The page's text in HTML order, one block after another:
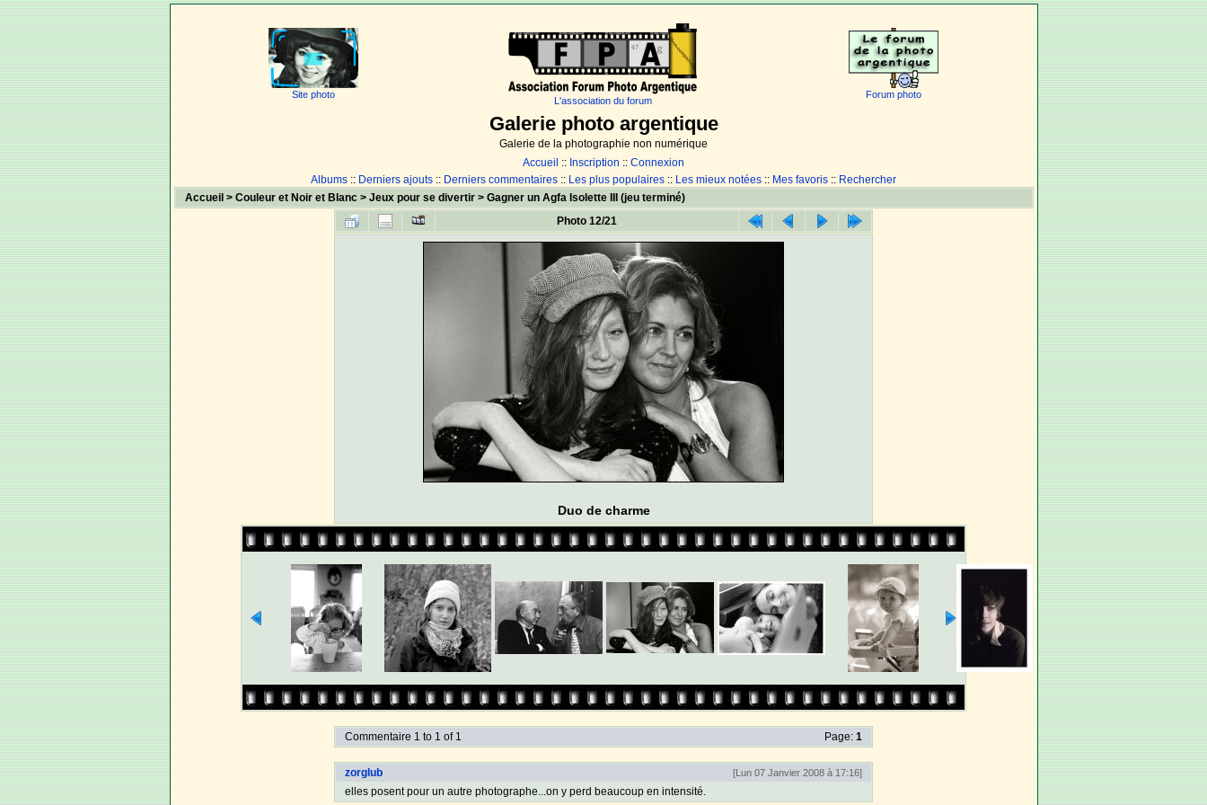
Site photo
L'association du forum
Forum photo
Galerie photo argentique
Galerie de la photographie non numérique
Accueil :: Inscription :: Connexion
Albums :: Derniers ajouts :: Derniers commentaires :: Les plus populaires :: Les mieux notées :: Mes favoris :: Rechercher
Accueil > Couleur et Noir et Blanc> Jeux pour se divertir> Gagner un Agfa Isolette III (jeu terminé)
Photo 12/21
Duo de charme
Commentaire 1 to 1 of 1 Page: 1
zorglub [Lun 07 Janvier 2008 à 17:16]
elles posent pour un autre photographe...on y perd beaucoup en intensité.